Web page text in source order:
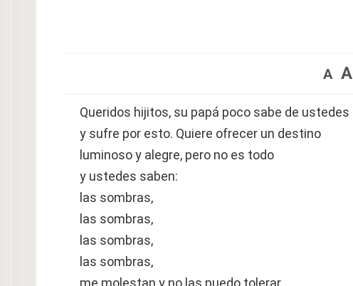
A A
Queridos hijitos, su papá poco sabe de ustedes
y sufre por esto. Quiere ofrecer un destino
luminoso y alegre, pero no es todo
y ustedes saben:
las sombras,
las sombras,
las sombras,
las sombras,
me molestan y no las puedo tolerar.